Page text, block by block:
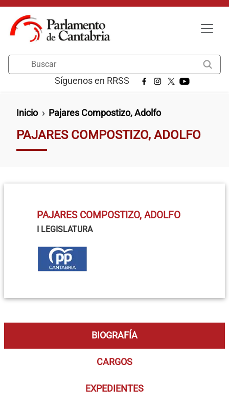
Pasar al contenido principal
Síguenos en RRSS
Ruta de navegación
Inicio Pajares Compostizo, Adolfo
PAJARES COMPOSTIZO, ADOLFO
PAJARES COMPOSTIZO, ADOLFO
I LEGISLATURA
BIOGRAFÍA
CARGOS
EXPEDIENTES